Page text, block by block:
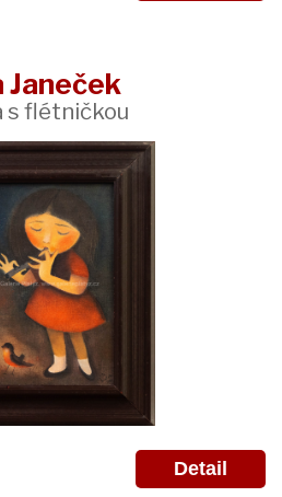
Janeček
s flétničkou
Detail